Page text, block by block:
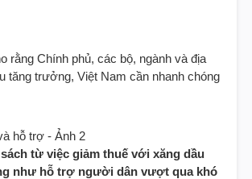
rằng Chính phủ, các bộ, ngành và địa
tăng trưởng, Việt Nam cần nhanh chóng
từ việc giảm thuế với xăng dầu
như hỗ trợ người dân vượt qua khó